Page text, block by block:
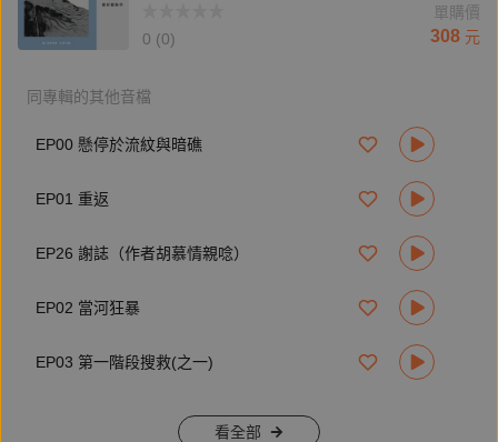
• 臺北國際書展大獎得主，胡慕情採訪2023年飛龍瀑布山難事
• 重現山難的救援過程，與參與者的生命故事。
• 自然與生命的極限，自由的追求，生死哲學的深思。
【作者簡介】
胡慕情
1983年生，曾任臺灣立報、公共電視《我們的島》文字記者、
0 (0)
單購價
308 元
同專輯的其他音檔
EP00 懸停於流紋與暗礁
EP01 重返
EP26 謝誌（作者胡慕情親唸）
EP02 當河狂暴
EP03 第一階段搜救(之一)
看全部